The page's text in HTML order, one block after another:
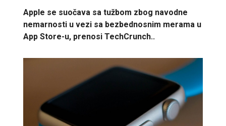
Apple se suočava sa tužbom zbog navodne
nemarnosti u vezi sa bezbednosnim merama u
App Store-u, prenosi TechCrunch..